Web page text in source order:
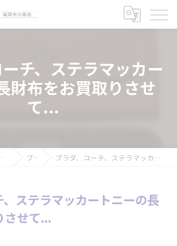
チ、ステラマッカー
財布をお買取りさせ
て...
岡中川原店 ブログ プラダ、コーチ、ステラマッカートニーの長財布をお買取りさせて...
、ステラマッカートニーの長
させて...